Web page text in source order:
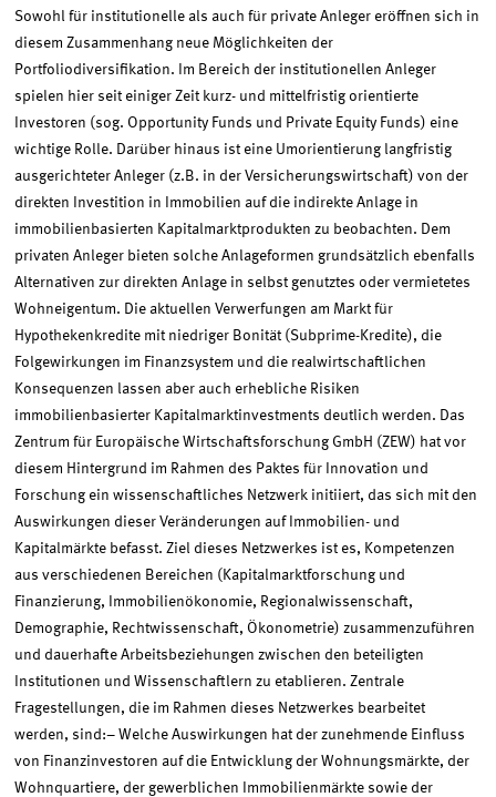
Sowohl für institutionelle als auch für private Anleger eröffnen sich in
diesem Zusammenhang neue Möglichkeiten der
Portfoliodiversifikation. Im Bereich der institutionellen Anleger
spielen hier seit einiger Zeit kurz- und mittelfristig orientierte
Investoren (sog. Opportunity Funds und Private Equity Funds) eine
wichtige Rolle. Darüber hinaus ist eine Umorientierung langfristig
ausgerichteter Anleger (z.B. in der Versicherungswirtschaft) von der
direkten Investition in Immobilien auf die indirekte Anlage in
immobilienbasierten Kapitalmarktprodukten zu beobachten. Dem
privaten Anleger bieten solche Anlageformen grundsätzlich ebenfalls
Alternativen zur direkten Anlage in selbst genutztes oder vermietetes
Wohneigentum. Die aktuellen Verwerfungen am Markt für
Hypothekenkredite mit niedriger Bonität (Subprime-Kredite), die
Folgewirkungen im Finanzsystem und die realwirtschaftlichen
Konsequenzen lassen aber auch erhebliche Risiken
immobilienbasierter Kapitalmarktinvestments deutlich werden. Das
Zentrum für Europäische Wirtschaftsforschung GmbH (ZEW) hat vor
diesem Hintergrund im Rahmen des Paktes für Innovation und
Forschung ein wissenschaftliches Netzwerk initiiert, das sich mit den
Auswirkungen dieser Veränderungen auf Immobilien- und
Kapitalmärkte befasst. Ziel dieses Netzwerkes ist es, Kompetenzen
aus verschiedenen Bereichen (Kapitalmarktforschung und
Finanzierung, Immobilienökonomie, Regionalwissenschaft,
Demographie, Rechtwissenschaft, Ökonometrie) zusammenzuführen
und dauerhafte Arbeitsbeziehungen zwischen den beteiligten
Institutionen und Wissenschaftlern zu etablieren. Zentrale
Fragestellungen, die im Rahmen dieses Netzwerkes bearbeitet
werden, sind:– Welche Auswirkungen hat der zunehmende Einfluss
von Finanzinvestoren auf die Entwicklung der Wohnungsmärkte, der
Wohnquartiere, der gewerblichen Immobilienmärkte sowie der